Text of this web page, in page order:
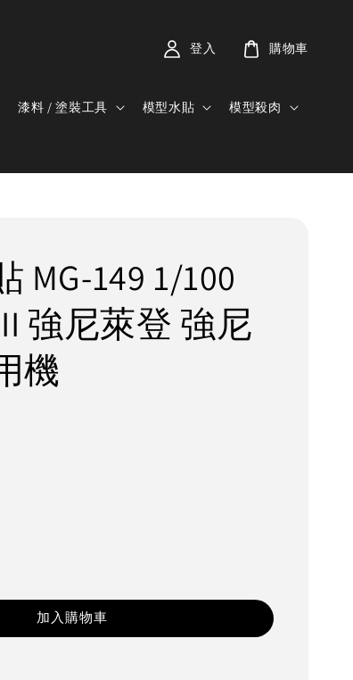
漆料 / 塗裝工具 模型水貼 模型殺肉
登入 購物車
MG-149 1/100
強尼萊登 強尼
機
加入購物車